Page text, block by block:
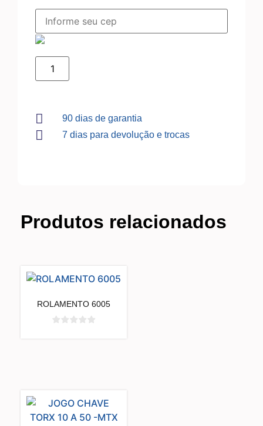
90 dias de garantia
7 dias para devolução e trocas
Produtos relacionados
ROLAMENTO 6005